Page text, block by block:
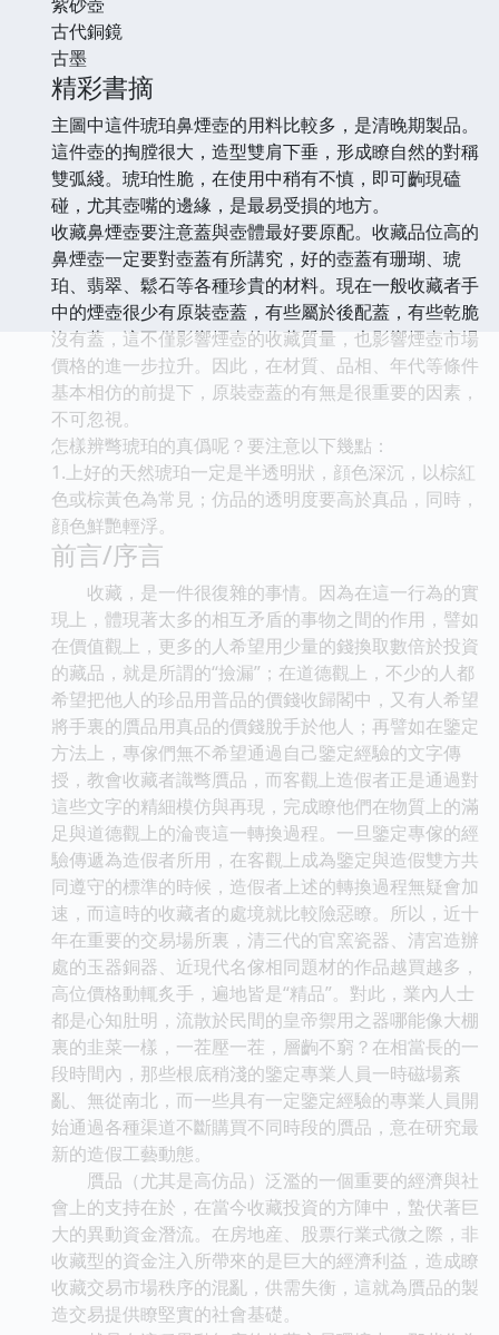
古代銅鏡
古墨
精彩書摘
主圖中這件琥珀鼻煙壺的用料比較多，是清晚期製品。
這件壺的掏膛很大，造型雙肩下垂，形成瞭自然的對稱
雙弧綫。琥珀性脆，在使用中稍有不慎，即可齣現磕
碰，尤其壺嘴的邊緣，是最易受損的地方。
收藏鼻煙壺要注意蓋與壺體最好要原配。收藏品位高的
鼻煙壺一定要對壺蓋有所講究，好的壺蓋有珊瑚、琥
珀、翡翠、鬆石等各種珍貴的材料。現在一般收藏者手
中的煙壺很少有原裝壺蓋，有些屬於後配蓋，有些乾脆
沒有蓋，這不僅影響煙壺的收藏質量，也影響煙壺市場
價格的進一步拉升。因此，在材質、品相、年代等條件
基本相仿的前提下，原裝壺蓋的有無是很重要的因素，
不可忽視。
怎樣辨彆琥珀的真僞呢？要注意以下幾點：
1.上好的天然琥珀一定是半透明狀，顔色深沉，以棕紅
色或棕黃色為常見；仿品的透明度要高於真品，同時，
顔色鮮艷輕浮。
前言/序言
收藏，是一件很復雜的事情。因為在這一行為的實
現上，體現著太多的相互矛盾的事物之間的作用，譬如
在價值觀上，更多的人希望用少量的錢換取數倍於投資
的藏品，就是所謂的“撿漏”；在道德觀上，不少的人都
希望把他人的珍品用普品的價錢收歸閣中，又有人希望
將手裏的贋品用真品的價錢脫手於他人；再譬如在鑒定
方法上，專傢們無不希望通過自己鑒定經驗的文字傳
授，教會收藏者識彆贋品，而客觀上造假者正是通過對
這些文字的精細模仿與再現，完成瞭他們在物質上的滿
足與道德觀上的淪喪這一轉換過程。一旦鑒定專傢的經
驗傳遞為造假者所用，在客觀上成為鑒定與造假雙方共
同遵守的標準的時候，造假者上述的轉換過程無疑會加
速，而這時的收藏者的處境就比較險惡瞭。所以，近十
年在重要的交易場所裏，清三代的官窯瓷器、清宮造辦
處的玉器銅器、近現代名傢相同題材的作品越買越多，
高位價格動輒炙手，遍地皆是“精品”。對此，業內人士
都是心知肚明，流散於民間的皇帝禦用之器哪能像大棚
裏的韭菜一樣，一茬壓一茬，層齣不窮？在相當長的一
段時間內，那些根底稍淺的鑒定專業人員一時磁場紊
亂、無從南北，而一些具有一定鑒定經驗的專業人員開
始通過各種渠道不斷購買不同時段的贋品，意在研究最
新的造假工藝動態。
贋品（尤其是高仿品）泛濫的一個重要的經濟與社
會上的支持在於，在當今收藏投資的方陣中，蟄伏著巨
大的異動資金潛流。在房地産、股票行業式微之際，非
收藏型的資金注入所帶來的是巨大的經濟利益，造成瞭
收藏交易市場秩序的混亂，供需失衡，這就為贋品的製
造交易提供瞭堅實的社會基礎。